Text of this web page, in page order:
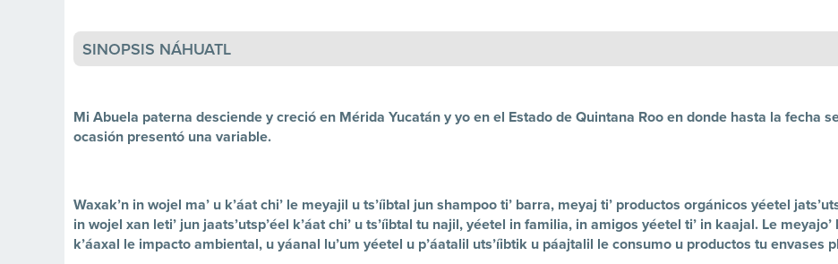
SINOPSIS NÁHUATL
Mi Abuela paterna desciende y creció en Mérida Yucatán y yo en el Estado de Quintana Roo en donde hasta la fecha
ocasión presentó una variable.
Waxak’n in wojel ma’ u k’áat chi’ le meyajil u ts’íibtal jun shampoo ti’ barra, meyaj ti’ productos orgánicos yéetel
in wojel xan leti’ jun jaats’utsp’éel k’áat chi’ u ts’íibtal tu najil, yéetel in familia, in amigos yéetel ti’ in kaajal. Le
k’áaxal le impacto ambiental, u yáanal lu’um yéetel u p’áatalil uts’íibtik u páajtalil le consumo u productos tu envases